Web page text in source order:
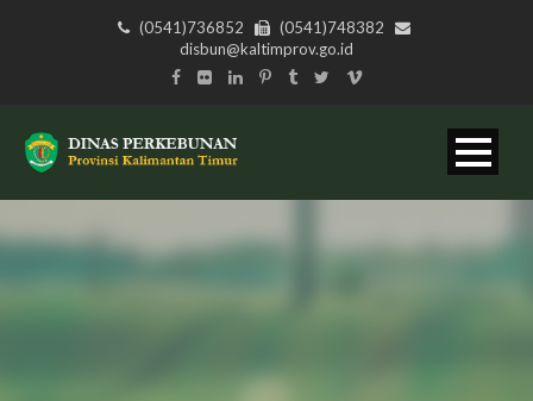
(0541)736852
(0541)748382
disbun@kaltimprov.go.id